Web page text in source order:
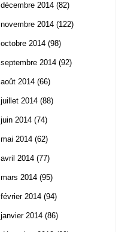
décembre 2014 (82)
novembre 2014 (122)
octobre 2014 (98)
septembre 2014 (92)
août 2014 (66)
juillet 2014 (88)
juin 2014 (74)
mai 2014 (62)
avril 2014 (77)
mars 2014 (95)
février 2014 (94)
janvier 2014 (86)